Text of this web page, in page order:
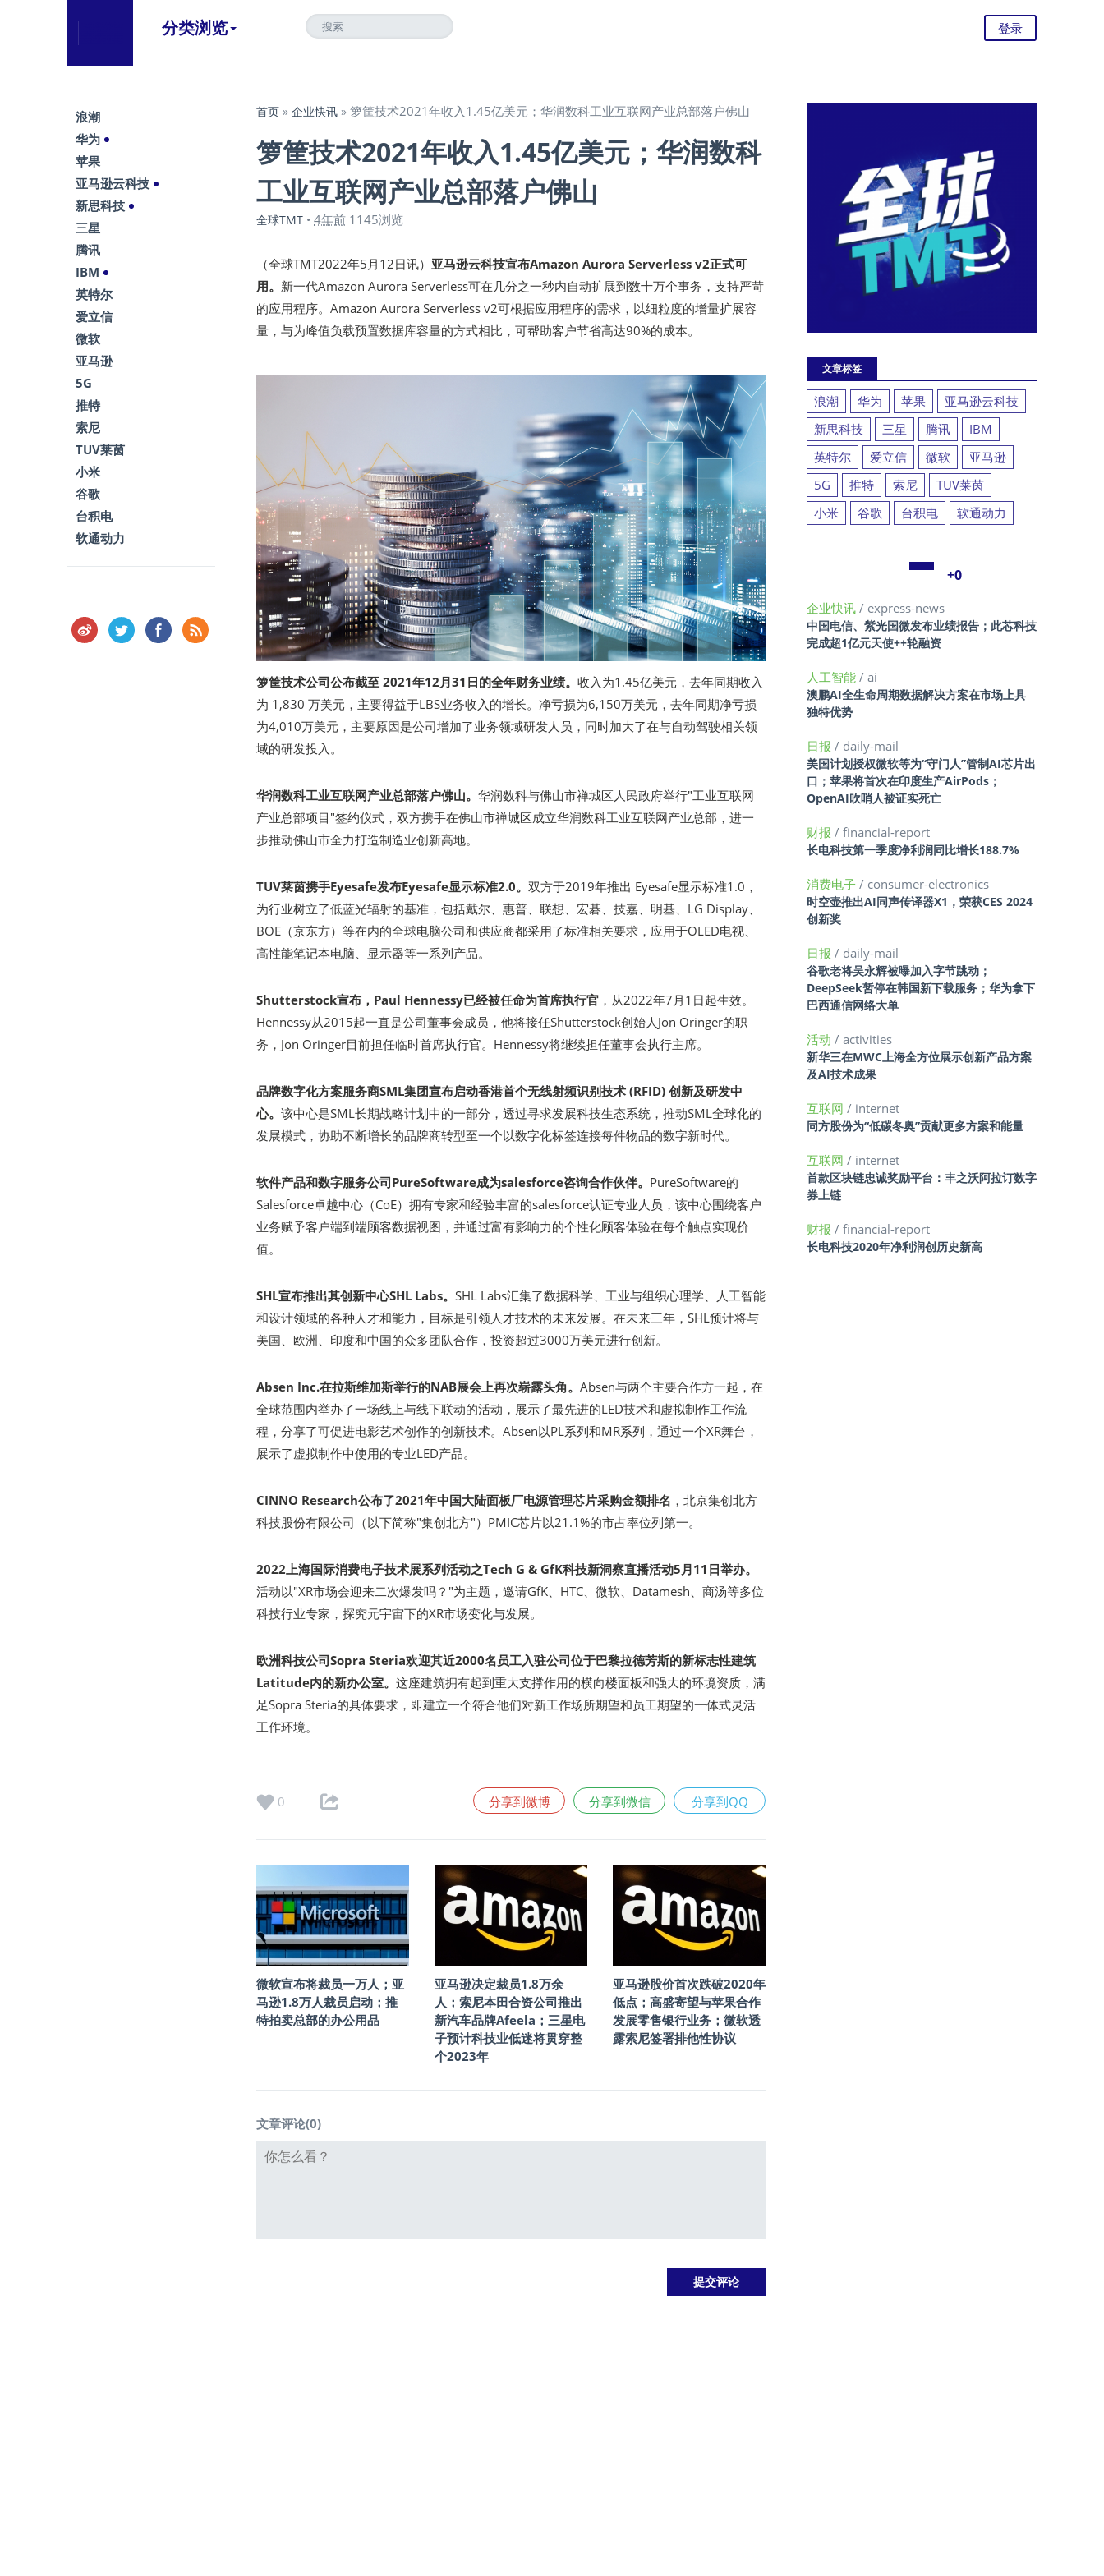
分类浏览 登录
首页 » 企业快讯 » 箩筐技术2021年收入1.45亿美元；华润数科工业互联网产业总部落户佛山
箩筐技术2021年收入1.45亿美元；华润数科
工业互联网产业总部落户佛山
全球TMT • 4年前 1145浏览
（全球TMT2022年5月12日讯） 亚马逊云科技宣布Amazon Aurora Serverless v2正式可
用。 新一代Amazon Aurora Serverless可在几分之一秒内自动扩展到数十万个事务，支持严苛
的应用程序。Amazon Aurora Serverless v2可根据应用程序的需求，以细粒度的增量扩展容
量，与为峰值负载预置数据库容量的方式相比，可帮助客户节省高达90%的成本。
箩筐技术公司公布截至 2021年12月31日的全年财务业绩。 收入为1.45亿美元，去年同期收入
为 1,830 万美元，主要得益于LBS业务收入的增长。净亏损为6,150万美元，去年同期净亏损
为4,010万美元，主要原因是公司增加了业务领域研发人员，同时加大了在与自动驾驶相关领
域的研发投入。
华润数科工业互联网产业总部落户佛山。 华润数科与佛山市禅城区人民政府举行"工业互联网
产业总部项目"签约仪式，双方携手在佛山市禅城区成立华润数科工业互联网产业总部，进一
步推动佛山市全力打造制造业创新高地。
TUV莱茵携手Eyesafe发布Eyesafe显示标准2.0。 双方于2019年推出 Eyesafe显示标准1.0，
为行业树立了低蓝光辐射的基准，包括戴尔、惠普、联想、宏碁、技嘉、明基、LG Display、
BOE（京东方）等在内的全球电脑公司和供应商都采用了标准相关要求，应用于OLED电视、
高性能笔记本电脑、显示器等一系列产品。
Shutterstock宣布，Paul Hennessy已经被任命为首席执行官 ，从2022年7月1日起生效。
Hennessy从2015起一直是公司董事会成员，他将接任Shutterstock创始人Jon Oringer的职
务，Jon Oringer目前担任临时首席执行官。Hennessy将继续担任董事会执行主席。
品牌数字化方案服务商SML集团宣布启动香港首个无线射频识别技术 (RFID) 创新及研发中
心。 该中心是SML长期战略计划中的一部分，透过寻求发展科技生态系统，推动SML全球化的
发展模式，协助不断增长的品牌商转型至一个以数字化标签连接每件物品的数字新时代。
软件产品和数字服务公司PureSoftware成为salesforce咨询合作伙伴。 PureSoftware的
Salesforce卓越中心（CoE）拥有专家和经验丰富的salesforce认证专业人员，该中心围绕客户
业务赋予客户端到端顾客数据视图，并通过富有影响力的个性化顾客体验在每个触点实现价
值。
SHL宣布推出其创新中心SHL Labs。 SHL Labs汇集了数据科学、工业与组织心理学、人工智能
和设计领域的各种人才和能力，目标是引领人才技术的未来发展。在未来三年，SHL预计将与
美国、欧洲、印度和中国的众多团队合作，投资超过3000万美元进行创新。
Absen Inc.在拉斯维加斯举行的NAB展会上再次崭露头角。 Absen与两个主要合作方一起，在
全球范围内举办了一场线上与线下联动的活动，展示了最先进的LED技术和虚拟制作工作流
程，分享了可促进电影艺术创作的创新技术。Absen以PL系列和MR系列，通过一个XR舞台，
展示了虚拟制作中使用的专业LED产品。
CINNO Research公布了2021年中国大陆面板厂电源管理芯片采购金额排名 ，北京集创北方
科技股份有限公司（以下简称"集创北方"）PMIC芯片以21.1%的市占率位列第一。
2022上海国际消费电子技术展系列活动之Tech G & GfK科技新洞察直播活动5月11日举办。
活动以"XR市场会迎来二次爆发吗？"为主题，邀请GfK、HTC、微软、Datamesh、商汤等多位
科技行业专家，探究元宇宙下的XR市场变化与发展。
欧洲科技公司Sopra Steria欢迎其近2000名员工入驻公司位于巴黎拉德芳斯的新标志性建筑
Latitude内的新办公室。 这座建筑拥有起到重大支撑作用的横向楼面板和强大的环境资质，满
足Sopra Steria的具体要求，即建立一个符合他们对新工作场所期望和员工期望的一体式灵活
工作环境。
0 分享到微博 分享到微信 分享到QQ
微软宣布将裁员一万人；亚
马逊1.8万人裁员启动；推
特拍卖总部的办公用品
亚马逊决定裁员1.8万余
人；索尼本田合资公司推出
新汽车品牌Afeela；三星电
子预计科技业低迷将贯穿整
个2023年
亚马逊股价首次跌破2020年
低点；高盛寄望与苹果合作
发展零售银行业务；微软透
露索尼签署排他性协议
文章评论(0)
浪潮
华为
苹果
亚马逊云科技
新思科技
三星
腾讯
IBM
英特尔
爱立信
微软
亚马逊
5G
推特
索尼
TUV莱茵
小米
谷歌
台积电
软通动力
文章标签
浪潮 华为 苹果
亚马逊云科技
新思科技
三星 腾讯
IBM
英特尔
爱立信 微软
亚马逊
5G
推特 索尼
TUV莱茵
小米
谷歌 台积电 软通动力
+0
企业快讯 / express-news
中国电信、紫光国微发布业绩报告；此芯科技
完成超1亿元天使++轮融资
人工智能 / ai
澳鹏AI全生命周期数据解决方案在市场上具
独特优势
日报 / daily-mail
美国计划授权微软等为“守门人”管制AI芯片出
口；苹果将首次在印度生产AirPods；
OpenAI吹哨人被证实死亡
财报 / financial-report
长电科技第一季度净利润同比增长188.7%
消费电子 / consumer-electronics
时空壶推出AI同声传译器X1，荣获CES 2024
创新奖
日报 / daily-mail
谷歌老将吴永辉被曝加入字节跳动；
DeepSeek暂停在韩国新下载服务；华为拿下
巴西通信网络大单
活动 / activities
新华三在MWC上海全方位展示创新产品方案
及AI技术成果
互联网 / internet
同方股份为“低碳冬奥”贡献更多方案和能量
互联网 / internet
首款区块链忠诚奖励平台：丰之沃阿拉订数字
券上链
财报 / financial-report
长电科技2020年净利润创历史新高